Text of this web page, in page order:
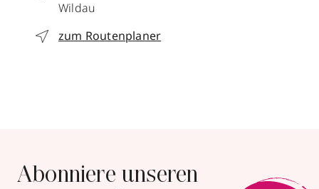
Wildau
zum Routenplaner
Abonniere unseren